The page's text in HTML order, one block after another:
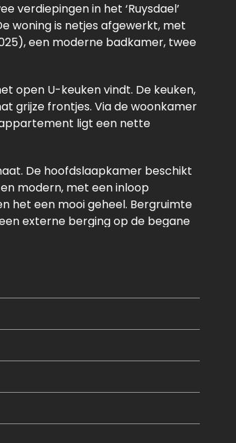
verdiepingen in het ‘Ruysdael’
woning is netjes afgewerkt, met
een moderne badkamer, twee
open U-keuken vindt. De keuken,
grijze frontjes. Via de woonkamer
ligt een nette
De hoofdslaapkamer beschikt
modern, met een inloop
het een mooi geheel. Bergruimte
externe berging op de begane
je het appartement graag zien!
3-pits inductiekookplaat met